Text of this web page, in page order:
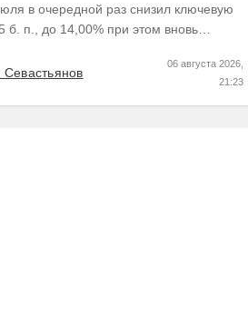
в очередной раз снизил ключевую
б. п., до 14,00% при этом вновь
06 августа 2026,
21:23